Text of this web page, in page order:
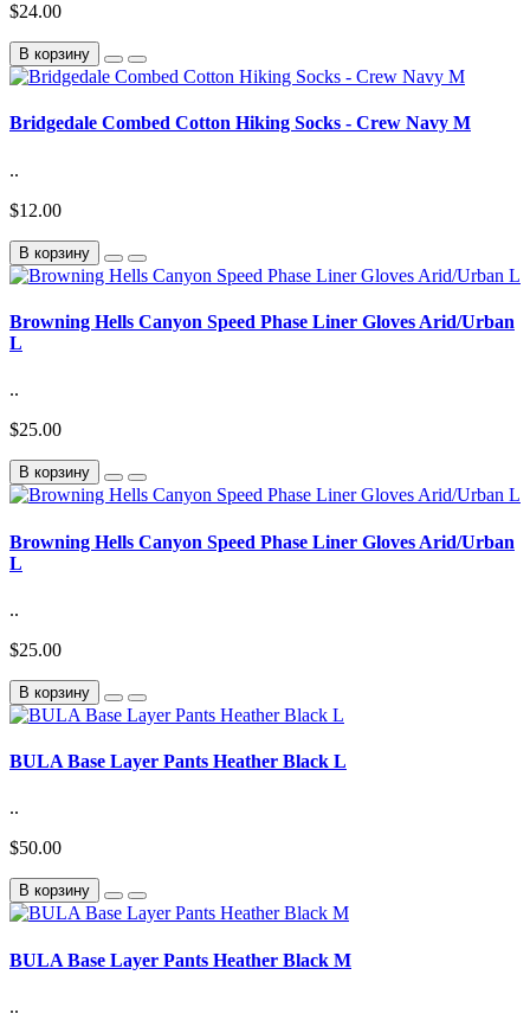
$24.00
В корзину
Bridgedale Combed Cotton Hiking Socks - Crew Navy M
..
$12.00
В корзину
Browning Hells Canyon Speed Phase Liner Gloves Arid/Urban
L
..
$25.00
В корзину
Browning Hells Canyon Speed Phase Liner Gloves Arid/Urban
L
..
$25.00
В корзину
BULA Base Layer Pants Heather Black L
..
$50.00
В корзину
BULA Base Layer Pants Heather Black M
..